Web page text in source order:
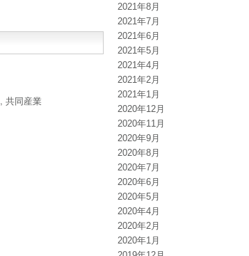
, 共同産業
2021年8月
2021年7月
2021年6月
2021年5月
2021年4月
2021年2月
2021年1月
2020年12月
2020年11月
2020年9月
2020年8月
2020年7月
2020年6月
2020年5月
2020年4月
2020年2月
2020年1月